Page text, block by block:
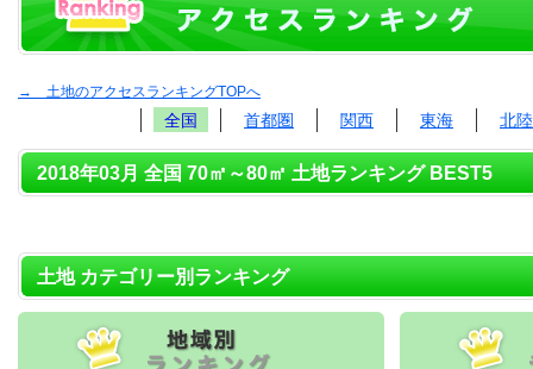
→ 土地のアクセスランキングTOPへ
全国 首都圏 関西 東海 北
2018年03月 全国 70㎡～80㎡ 土地ランキング BEST5
土地 カテゴリー別ランキング